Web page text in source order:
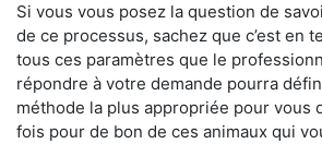
Si vous vous posez la question de
de ce processus, sachez que c’est en
tous ces paramètres que le
répondre à votre demande pourra
méthode la plus appropriée pour vous
fois pour de bon de ces animaux qui